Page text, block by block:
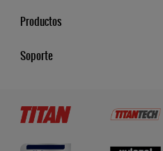
Productos
Soporte
Termos e Condições Gerais de